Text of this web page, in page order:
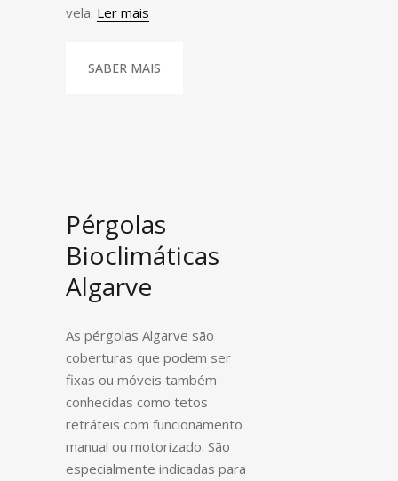
vela. Ler mais
SABER MAIS
Pérgolas
Bioclimáticas
Algarve
As pérgolas Algarve são
coberturas que podem ser
fixas ou móveis também
conhecidas como tetos
retráteis com funcionamento
manual ou motorizado. São
especialmente indicadas para